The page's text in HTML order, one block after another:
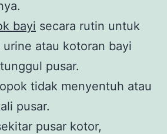
bayi secara rutin untuk
urine atau kotoran bayi
pusar.
tidak menyentuh atau
pusar.
pusar kotor,